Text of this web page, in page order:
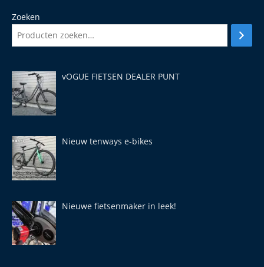
Zoeken
vOGUE FIETSEN DEALER PUNT
Nieuw tenways e-bikes
Nieuwe fietsenmaker in leek!